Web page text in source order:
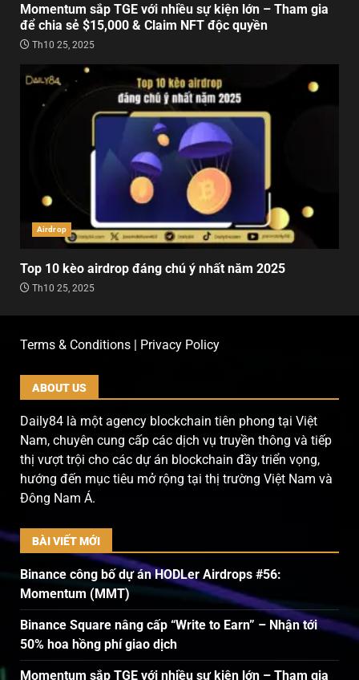
Momentum sắp TGE với nhiều sự kiện lớn – Tham gia
để chia sẻ $15,000 & Claim NFT độc quyền
Th10 25, 2025
Airdrop
Top 10 kèo airdrop đáng chú ý nhất năm 2025
Th10 25, 2025
Terms & Conditions | Privacy Policy
ABOUT US
Daily84 là một agency blockchain tiên phong tại Việt
Nam, chuyên cung cấp các dịch vụ truyền thông và tiếp
thị vượt trội cho các dự án blockchain đầy triển vọng,
hướng đến mục tiêu mở rộng tại thị trường Việt Nam và
Đông Nam Á.
BÀI VIẾT MỚI
Binance công bố dự án HODLer Airdrops #56:
Momentum (MMT)
Binance Square nâng cấp “Write to Earn” – Nhận tới
50% hoa hồng phí giao dịch
Momentum sắp TGE với nhiều sự kiện lớn – Tham gia